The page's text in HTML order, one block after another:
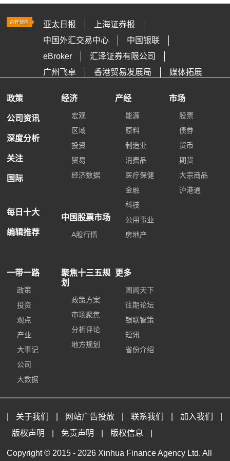
亚太日报
上海证券报
中国外汇交易中心
中国银联
eBroker
汇泽证券有限公司
广州飞卓
香港贸易发展局 媒体拓展
政策
公司资讯
深度分析
关注
国际
每日十大
编辑推荐
经济
宏观
区域
投资
贸易
经济数据
中国股票市场
A股行情
产经
能源
原料
制造业
消费品
医疗保健
金融
科技
公用事业
房地产
市场
股票
债券
货币
期货
大宗商品
沪港通
一带一路
政策
投资
观点
产业
大事记
公司
大数据
聚焦十三五规
划
政策方案
市场聚焦
分析评论
地方规划
更多
图闻天下
往期论坛
银联智策
短讯
省份介绍
关于我们 网站广告投放 联系我们 加入我们
版权声明
免责声明 版权信息
Copyright © 2015 - 2026 Xinhua Finance Agency Ltd. All